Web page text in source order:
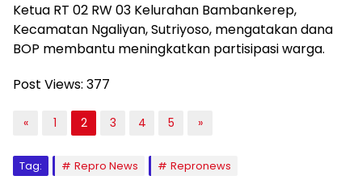
Ketua RT 02 RW 03 Kelurahan Bambankerep,
Kecamatan Ngaliyan, Sutriyoso, mengatakan dana
BOP membantu meningkatkan partisipasi warga.
Post Views: 377
« 1 2 3 4 5 »
Tag: Repro News Repronews